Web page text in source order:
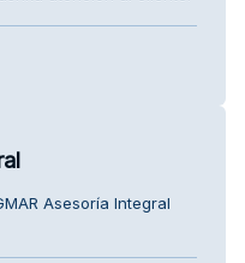
Asesoría Integral